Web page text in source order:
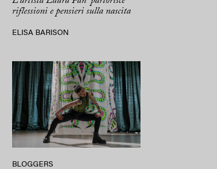
riflessioni e pensieri sulla nascita
ELISA BARISON
BLOGGERS